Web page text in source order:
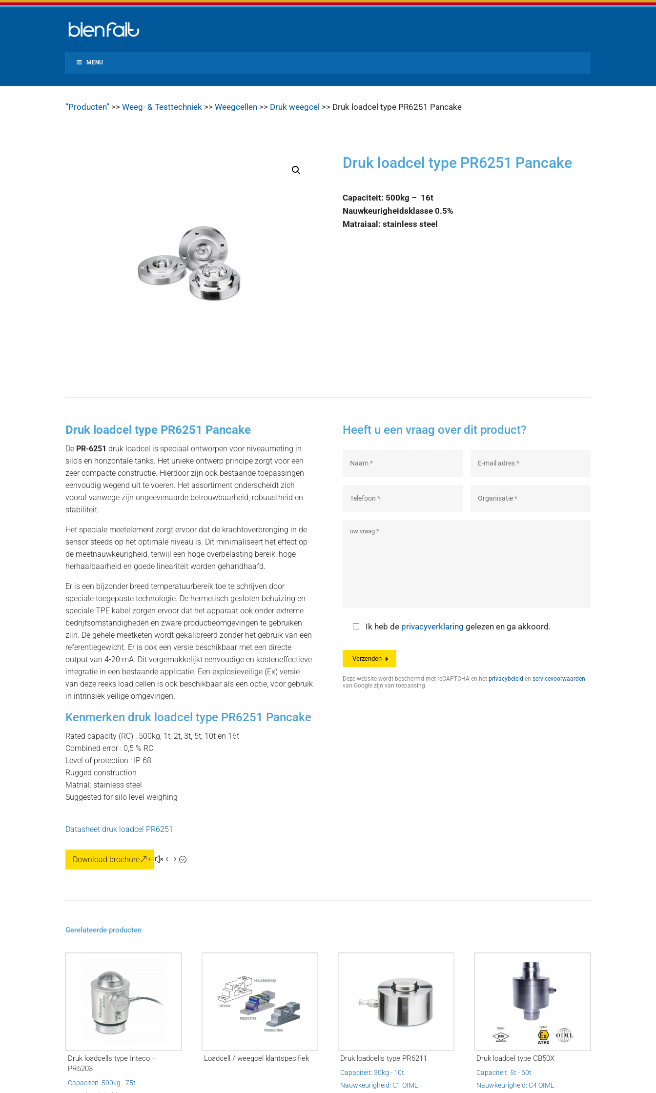
MENU
”Producten” >>Weeg- & Testtechniek >>Weegcellen >> Druk weegcel >> Druk loadcel type PR6251 Pancake
Druk loadcel type PR6251 Pancake
Capaciteit: 500kg – 16t
Nauwkeurigheidsklasse 0.5%
Matraiaal: stainless steel
Druk loadcel type PR6251 Pancake
De PR-6251 druk loadcel is speciaal ontworpen voor niveaumeting in
silo's en horizontale tanks. Het unieke ontwerp principe zorgt voor een
zeer compacte constructie. Hierdoor zijn ook bestaande toepassingen
eenvoudig wegend uit te voeren. Het assortiment onderscheidt zich
vooral vanwege zijn ongeëvenaarde betrouwbaarheid, robuustheid en
stabiliteit.
Het speciale meetelement zorgt ervoor dat de krachtoverbrenging in de
sensor steeds op het optimale niveau is. Dit minimaliseert het effect op
de meetnauwkeurigheid, terwijl een hoge overbelasting bereik, hoge
herhaalbaarheid en goede lineariteit worden gehandhaafd.
Er is een bijzonder breed temperatuurbereik toe te schrijven door
speciale toegepaste technologie. De hermetisch gesloten behuizing en
speciale TPE kabel zorgen ervoor dat het apparaat ook onder extreme
bedrijfsomstandigheden en zware productieomgevingen te gebruiken
zijn. De gehele meetketen wordt gekalibreerd zonder het gebruik van een
referentiegewicht. Er is ook een versie beschikbaar met een directe
output van 4-20 mA. Dit vergemakkelijkt eenvoudige en kosteneffectieve
integratie in een bestaande applicatie. Een explosieveilige (Ex) versie
van deze reeks load cellen is ook beschikbaar als een optie, voor gebruik
in intrinsiek veilige omgevingen.
Kenmerken druk loadcel type PR6251 Pancake
Rated capacity (RC) : 500kg, 1t, 2t, 3t, 5t, 10t en 16t
Combined error : 0,5 % RC
Level of protection : IP 68
Rugged construction
Matrial: stainless steel
Suggested for silo level weighing
Datasheet druk loadcel PR6251
Download brochure
Heeft u een vraag over dit product?
Ik heb de privacyverklaring gelezen en ga akkoord.
Deze website wordt beschermd met reCAPTCHA en het privacybeleid en servicevoorwaarden
van Google zijn van toepassing.
Gerelateerde producten
Druk loadcells type Inteco –
PR6203
Capaciteit: 500kg - 75t
Loadcell / weegcel klantspecifiek Druk loadcells type PR6211
Capaciteit: 30kg - 10t
Nauwkeurigheid: C1 OIML
Druk loadcel type CB50X
Capaciteit: 5t - 60t
Nauwkeurigheid: C4 OIML